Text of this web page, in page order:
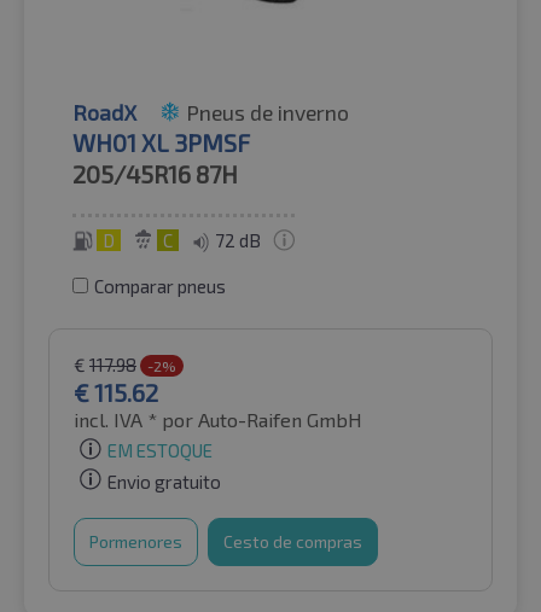
RoadX Pneus de inverno
WH01 XL 3PMSF
205/45R16 87H
D C 72 dB
Comparar pneus
€ 117.98 -2%
€115.62
incl. IVA * por Auto-Raifen GmbH
EM ESTOQUE
Envio gratuito
Pormenores Cesto de compras